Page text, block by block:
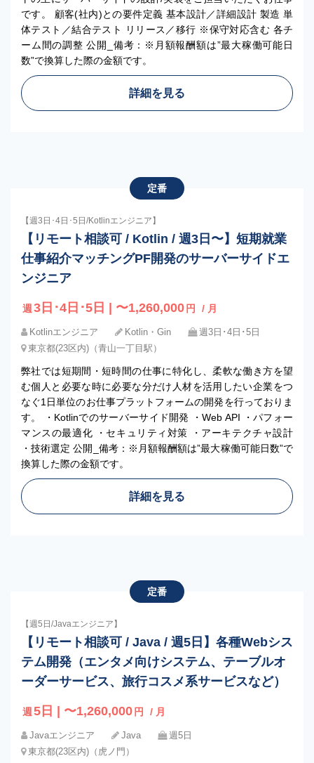
です。 顧客(社内)との要件定義 基本設計／詳細設計 製造 単
体テスト／結合テスト リリース／移行 ※保守対応含む 各チ
ーム間の調整 公開_備考：※月額報酬額は”最大稼働可能日
数”で換算した際の金額です。
詳細を見る
定番
【週3日･4日･5日/Kotlinエンジニア】
【リモート相談可 / Kotlin / 週3日〜】短期就業
仕事紹介マッチングPF開発のサーバーサイドエ
ンジニア
週 3日･4日･5日 | 〜1,260,000 円 / 月
Kotlinエンジニア Kotlin・Gin
週3日･4日･5日
東京都(23区内)（青山一丁目駅）
弊社では短期間・短時間の仕事に特化し、柔軟な働き方を望
む個人と必要な時に必要な分だけ人材を活用したい企業をつ
なぐ1日単位のお仕事プラットフォームの開発を行っておりま
す。 ・Kotlinでのサーバーサイド開発 ・Web API ・パフォー
マンスの最適化 ・セキュリティ対策 ・アーキテクチャ設計
・技術選定 公開_備考：※月額報酬額は”最大稼働可能日数”で
換算した際の金額です。
詳細を見る
定番
【週5日/Javaエンジニア】
【リモート相談可 / Java / 週5日】各種Webシス
テム開発（エンタメ向けシステム、テーブルオ
ーダーサービス、旅行コスメ系サービスなど）
週 5日 | 〜1,260,000 円 / 月
Javaエンジニア Java
週5日
東京都(23区内)（虎ノ門）